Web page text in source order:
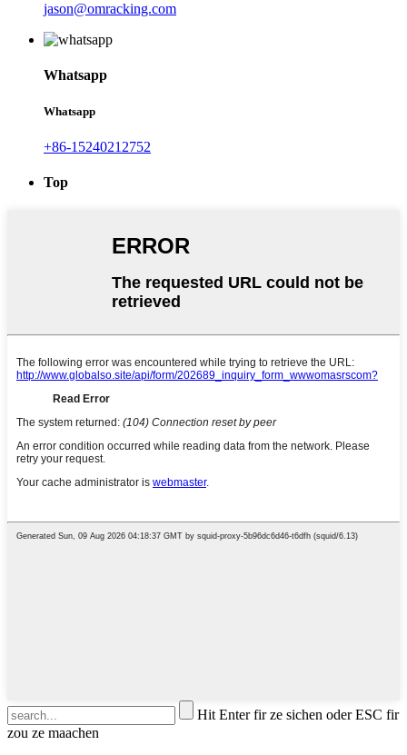
jason@omracking.com
Whatsapp
Whatsapp
+86-15240212752
Top
Hit Enter fir ze sichen oder ESC fir
zou ze maachen